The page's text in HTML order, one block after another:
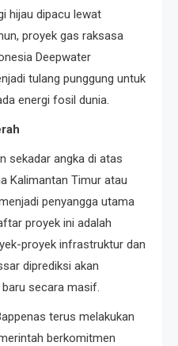
hijau dipacu lewat
proyek gas raksasa
Deepwater
tulang punggung untuk
energi fosil dunia.
sekadar angka di atas
Kalimantan Timur atau
penyangga utama
proyek ini adalah
proyek infrastruktur dan
diprediksi akan
secara masif.
terus melakukan
berkomitmen